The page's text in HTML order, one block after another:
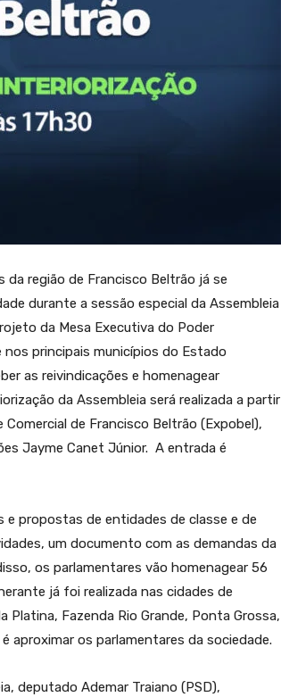
região de Francisco Beltrão já se
durante a sessão especial da Assembleia
da Mesa Executiva do Poder
principais municípios do Estado
as reivindicações e homenagear
da Assembleia será realizada a partir
Comercial de Francisco Beltrão (Expobel),
Jayme Canet Júnior. A entrada é
e propostas de entidades de classe e de
um documento com as demandas da
os parlamentares vão homenagear 56
já foi realizada nas cidades de
Fazenda Rio Grande, Ponta Grossa,
aproximar os parlamentares da sociedade.
deputado Ademar Traiano (PSD),